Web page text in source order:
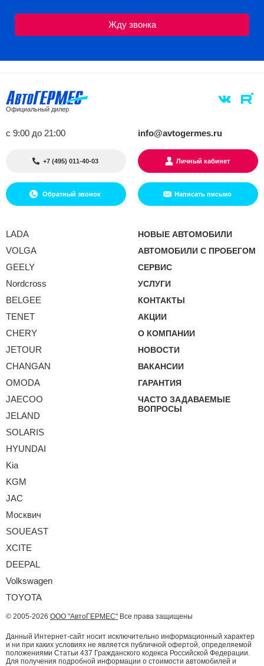
Официальный дилер
с 9:00 до 21:00 info@avtogermes.ru
+7 (495) 011-40-03 Личный кабинет
Обратный звонок Написать письмо
LADA
VOLGA
GEELY
Nordcross
BELGEE
TENET
CHERY
JETOUR
CHANGAN
OMODA
JAECOO
JELAND
SOLARIS
HYUNDAI
Kia
KGM
JAC
Москвич
SOUEAST
XCITE
DEEPAL
Volkswagen
TOYOTA
НОВЫЕ АВТОМОБИЛИ
АВТОМОБИЛИ С ПРОБЕГОМ
СЕРВИС
УСЛУГИ
КОНТАКТЫ
АКЦИИ
О КОМПАНИИ
НОВОСТИ
ВАКАНСИИ
ГАРАНТИЯ
ЧАСТО ЗАДАВАЕМЫЕ
ВОПРОСЫ
© 2005-2026 ООО "АвтоГЕРМЕС" Все права защищены
Данный Интернет-сайт носит исключительно информационный характер
и ни при каких условиях не является публичной офертой, определяемой
положениями Статьи 437 Гражданского кодекса Российской Федерации.
Для получения подробной информации о стоимости автомобилей и